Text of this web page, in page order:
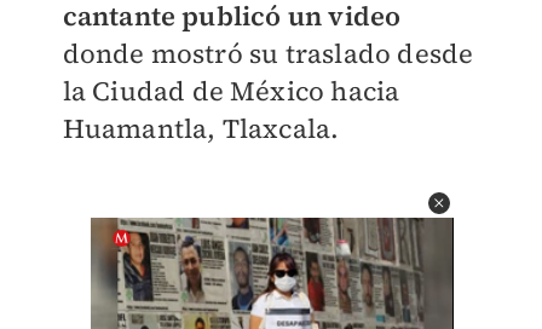
cantante publicó un video
donde mostró su traslado desde
la Ciudad de México hacia
Huamantla, Tlaxcala.